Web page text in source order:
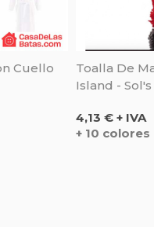
Cuello
Toalla De
Island - Sol's
Precio
4,13 € + IVA
+ 10 colores